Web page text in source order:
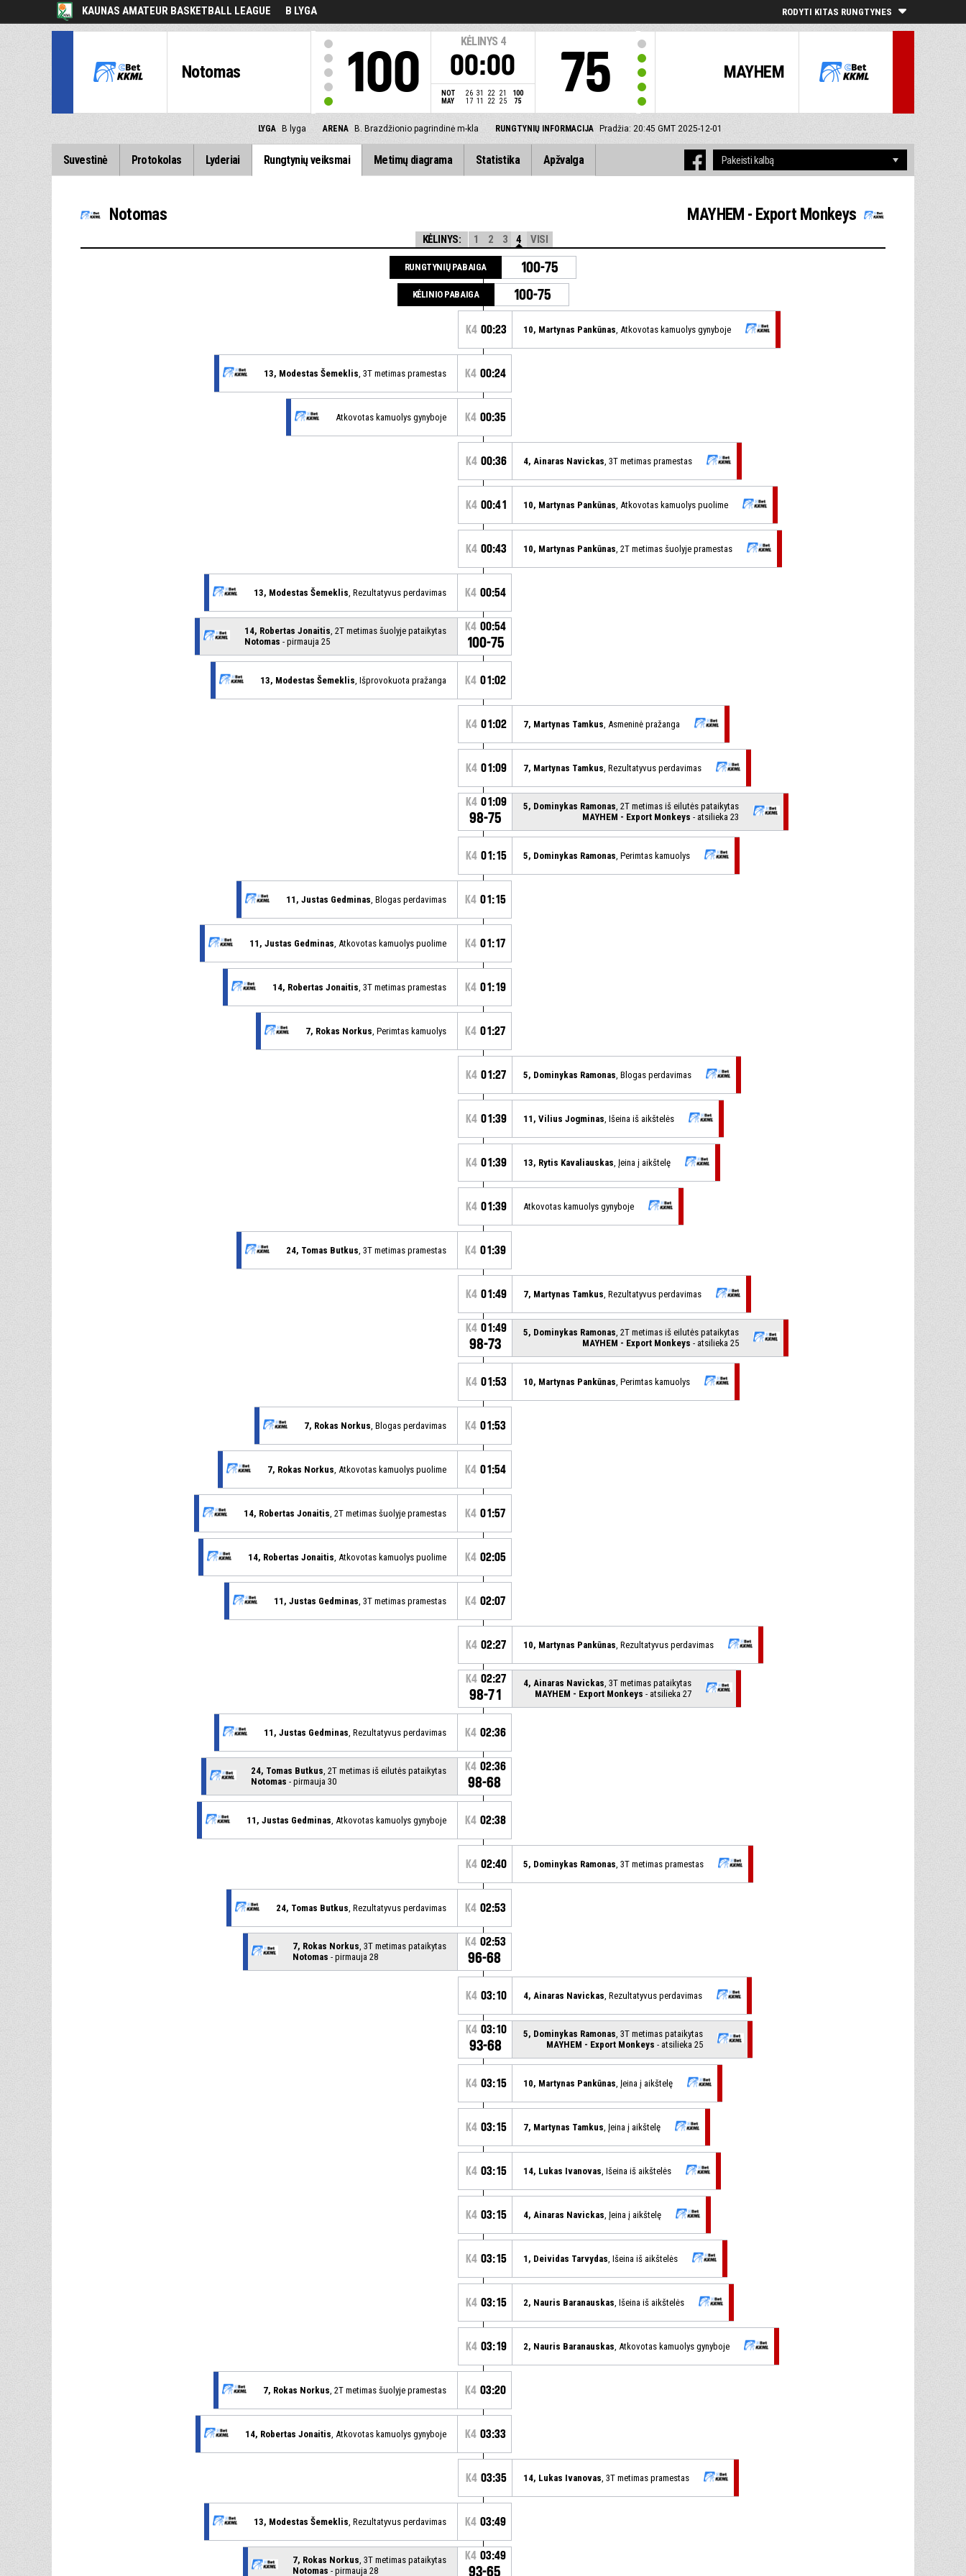
KAUNAS AMATEUR BASKETBALL LEAGUE B LYGA RODYTI KITAS RUNGTYNES
Notomas 100
KĖLINYS 4
00:00
NOT 26 31 22 21
100
MAY
17 11 22 25 75
MAYHEM
75
LYGA B lyga ARENA B. Brazdžionio pagrindinė m-kla RUNGTYNIŲ INFORMACIJA Pradžia: 20:45 GMT 2025-12-01
Suvestinė Protokolas Lyderiai Rungtynių veiksmai Metimų diagrama Statistika Apžvalga
Notomas MAYHEM - Export Monkeys
KĖLINYS: 1 2 3 4 VISI
RUNGTYNIŲ PABAIGA 100-75
KĖLINIO PABAIGA 100-75
K4 00:23 10, Martynas Pankūnas , Atkovotas kamuolys gynyboje
13, Modestas Šemeklis , 3T metimas pramestas K4 00:24
Atkovotas kamuolys gynyboje K4 00:35
K4 00:36 4, Ainaras Navickas , 3T metimas pramestas
K4 00:41 10, Martynas Pankūnas , Atkovotas kamuolys puolime
K4 00:43 10, Martynas Pankūnas , 2T metimas šuolyje pramestas
13, Modestas Šemeklis , Rezultatyvus perdavimas K4 00:54
14, Robertas Jonaitis , 2T metimas šuolyje pataikytas
Notomas - pirmauja 25
K4 00:54
100-75
13, Modestas Šemeklis , Išprovokuota pražanga K4 01:02
K4 01:02 7, Martynas Tamkus , Asmeninė pražanga
K4 01:09 7, Martynas Tamkus , Rezultatyvus perdavimas
K4 01:09
98-75
5, Dominykas Ramonas , 2T metimas iš eilutės pataikytas
MAYHEM - Export Monkeys - atsilieka 23
K4 01:15 5, Dominykas Ramonas , Perimtas kamuolys
11, Justas Gedminas , Blogas perdavimas K4 01:15
11, Justas Gedminas , Atkovotas kamuolys puolime K4 01:17
14, Robertas Jonaitis , 3T metimas pramestas K4 01:19
7, Rokas Norkus , Perimtas kamuolys K4 01:27
K4 01:27 5, Dominykas Ramonas , Blogas perdavimas
K4 01:39 11, Vilius Jogminas , Išeina iš aikštelės
K4 01:39 13, Rytis Kavaliauskas , Įeina į aikštelę
K4 01:39 Atkovotas kamuolys gynyboje
24, Tomas Butkus , 3T metimas pramestas K4 01:39
K4 01:49 7, Martynas Tamkus , Rezultatyvus perdavimas
K4 01:49
98-73
5, Dominykas Ramonas , 2T metimas iš eilutės pataikytas
MAYHEM - Export Monkeys - atsilieka 25
K4 01:53 10, Martynas Pankūnas , Perimtas kamuolys
7, Rokas Norkus , Blogas perdavimas K4 01:53
7, Rokas Norkus , Atkovotas kamuolys puolime K4 01:54
14, Robertas Jonaitis , 2T metimas šuolyje pramestas K4 01:57
14, Robertas Jonaitis , Atkovotas kamuolys puolime K4 02:05
11, Justas Gedminas , 3T metimas pramestas K4 02:07
K4 02:27 10, Martynas Pankūnas , Rezultatyvus perdavimas
K4 02:27
98-71
4, Ainaras Navickas , 3T metimas pataikytas
MAYHEM - Export Monkeys - atsilieka 27
11, Justas Gedminas , Rezultatyvus perdavimas K4 02:36
24, Tomas Butkus , 2T metimas iš eilutės pataikytas
Notomas - pirmauja 30
K4 02:36
98-68
11, Justas Gedminas , Atkovotas kamuolys gynyboje K4 02:38
K4 02:40 5, Dominykas Ramonas , 3T metimas pramestas
24, Tomas Butkus , Rezultatyvus perdavimas K4 02:53
7, Rokas Norkus , 3T metimas pataikytas
Notomas - pirmauja 28
K4 02:53
96-68
K4 03:10 4, Ainaras Navickas , Rezultatyvus perdavimas
K4 03:10
93-68
5, Dominykas Ramonas , 3T metimas pataikytas
MAYHEM - Export Monkeys - atsilieka 25
K4 03:15 10, Martynas Pankūnas , Įeina į aikštelę
K4 03:15 7, Martynas Tamkus , Įeina į aikštelę
K4 03:15 14, Lukas Ivanovas , Išeina iš aikštelės
K4 03:15 4, Ainaras Navickas , Įeina į aikštelę
K4 03:15 1, Deividas Tarvydas , Išeina iš aikštelės
K4 03:15 2, Nauris Baranauskas , Išeina iš aikštelės
K4 03:19 2, Nauris Baranauskas , Atkovotas kamuolys gynyboje
7, Rokas Norkus , 2T metimas šuolyje pramestas K4 03:20
14, Robertas Jonaitis , Atkovotas kamuolys gynyboje K4 03:33
K4 03:35 14, Lukas Ivanovas , 3T metimas pramestas
13, Modestas Šemeklis , Rezultatyvus perdavimas K4 03:49
7, Rokas Norkus , 3T metimas pataikytas
Notomas - pirmauja 28
K4 03:49
93-65